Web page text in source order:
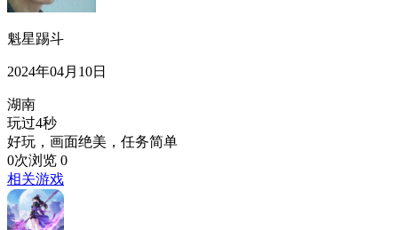
魁星踢斗
2024年04月10日
湖南
玩过4秒
好玩，画面绝美，任务简单
0次浏览 0
相关游戏